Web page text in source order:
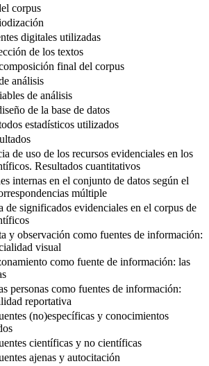
corpus
digitales utilizadas
de los textos
final del corpus
análisis
de análisis
de la base de datos
estadísticos utilizados
de uso de los recursos evidenciales en los
Resultados cuantitativos
internas en el conjunto de datos según el
múltiple
de significados evidenciales en el corpus de
y observación como fuentes de información:
visual
como fuente de información: las
personas como fuentes de información:
reportativa
(no)específicas y conocimientos
científicas y no científicas
ajenas y autocitación